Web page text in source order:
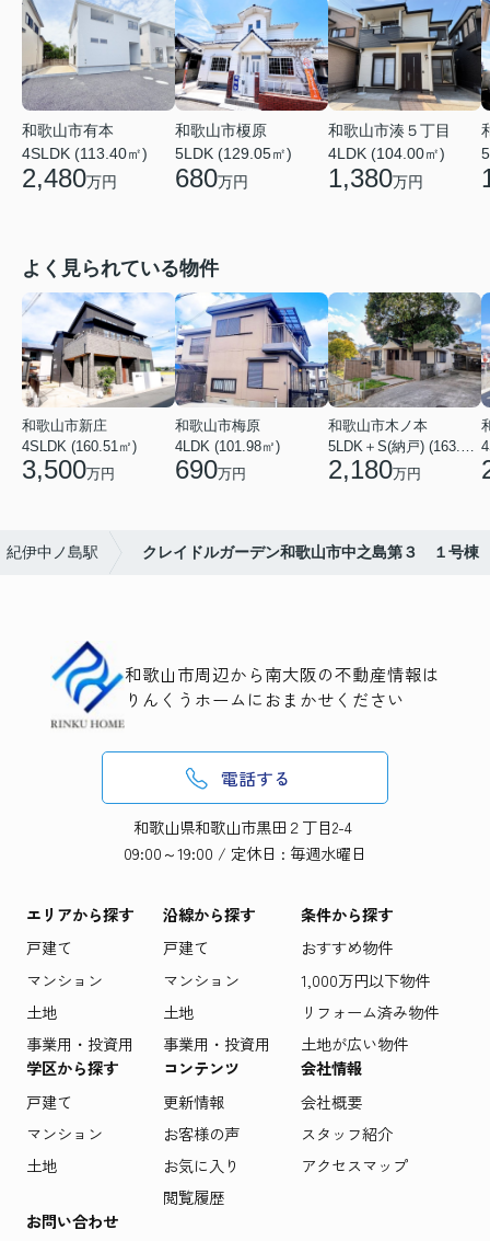
和歌山市有本
4SLDK (113.40㎡)
2,480万円
和歌山市榎原
5LDK (129.05㎡)
680万円
和歌山市湊５丁目
4LDK (104.00㎡)
1,380万円
よく見られている物件
和歌山市新庄
4SLDK (160.51㎡)
3,500万円
和歌山市梅原
4LDK (101.98㎡)
690万円
和歌山市木ノ本
5LDK＋S(納戸) (163.79㎡)
2,180万円
紀伊中ノ島駅 クレイドルガーデン和歌山市中之島第３ １号棟
和歌山市周辺から南大阪の不動産情報は
りんくうホームにおまかせください
電話する
和歌山県和歌山市黒田２丁目2-4
09:00～19:00 / 定休日 : 毎週水曜日
エリアから探す
戸建て
マンション
土地
事業用・投資用
沿線から探す
戸建て
マンション
土地
事業用・投資用
条件から探す
おすすめ物件
1,000万円以下物件
リフォーム済み物件
土地が広い物件
学区から探す
戸建て
マンション
土地
コンテンツ
更新情報
お客様の声
お気に入り
閲覧履歴
会社情報
会社概要
スタッフ紹介
アクセスマップ
お問い合わせ